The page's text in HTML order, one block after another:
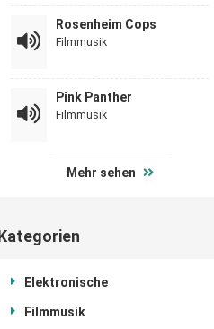
Rosenheim Cops
Filmmusik
Pink Panther
Filmmusik
Mehr sehen
Elektronische
Filmmusik